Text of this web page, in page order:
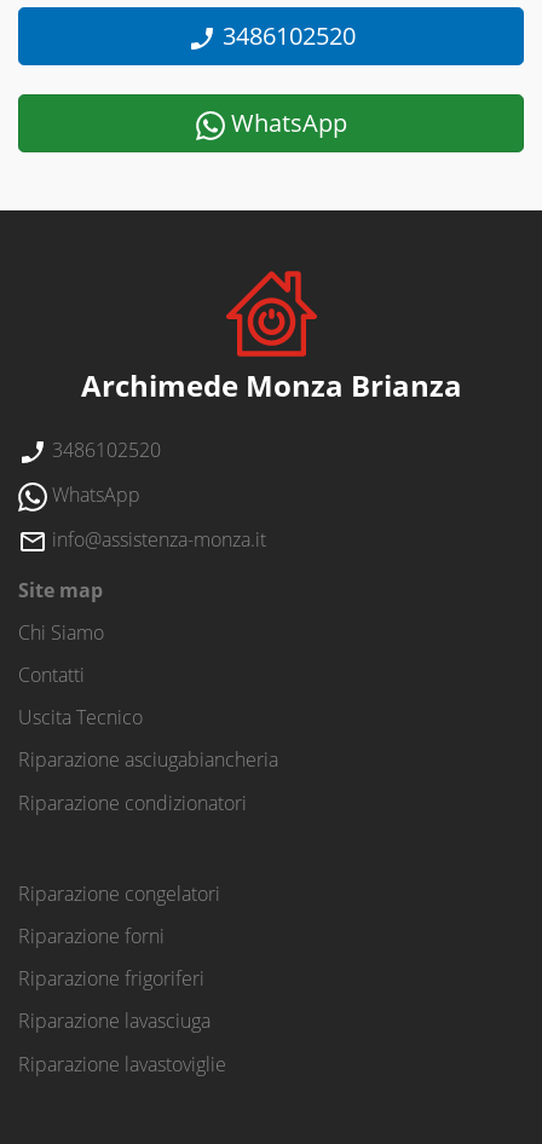
3486102520
WhatsApp
Archimede Monza Brianza
3486102520
WhatsApp
info@assistenza-monza.it
Site map
Chi Siamo
Contatti
Uscita Tecnico
Riparazione asciugabiancheria
Riparazione condizionatori
Riparazione congelatori
Riparazione forni
Riparazione frigoriferi
Riparazione lavasciuga
Riparazione lavastoviglie